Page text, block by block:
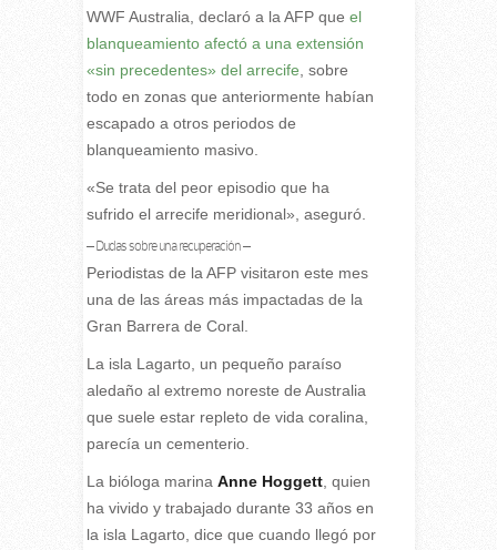
WWF Australia, declaró a la AFP que el
blanqueamiento afectó a una extensión
«sin precedentes» del arrecife , sobre
todo en zonas que anteriormente habían
escapado a otros periodos de
blanqueamiento masivo.
«Se trata del peor episodio que ha
sufrido el arrecife meridional», aseguró.
– Dudas sobre una recuperación –
Periodistas de la AFP visitaron este mes
una de las áreas más impactadas de la
Gran Barrera de Coral.
La isla Lagarto, un pequeño paraíso
aledaño al extremo noreste de Australia
que suele estar repleto de vida coralina,
parecía un cementerio.
La bióloga marina Anne Hoggett, quien
ha vivido y trabajado durante 33 años en
la isla Lagarto, dice que cuando llegó por